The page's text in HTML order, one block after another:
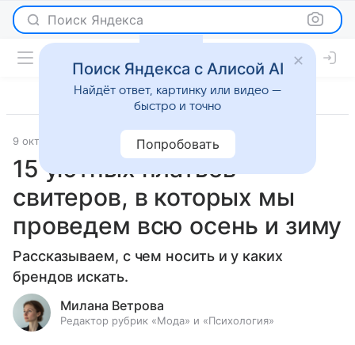
Поиск Яндекса
9 октября 2023
15 уютных платьев-
свитеров, в которых мы
проведем всю осень и зиму
Рассказываем, с чем носить и у каких
брендов искать.
Милана Ветрова
Редактор рубрик «Мода» и «Психология»
Поиск Яндекса с Алисой AI
Найдёт ответ, картинку или видео —
быстро и точно
Попробовать